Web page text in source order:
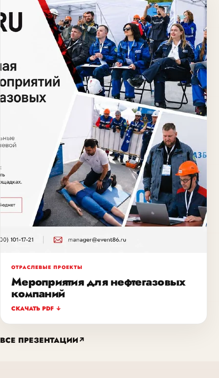
ОТРАСЛЕВЫЕ ПРОЕКТЫ
Мероприятия для нефтегазовых
компаний
СКАЧАТЬ PDF ↓
ВСЕ ПРЕЗЕНТАЦИИ↗